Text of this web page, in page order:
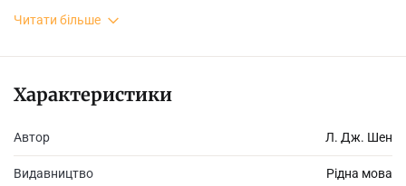
Турботлива. Благодійниця. Тиха. Фальшива. За непримітною
пацанкою, що всім подобається (та якій співчувають),
хлопця з будиночка на дереві, який навчив її лаятися мовою
жестів. Який навчив її сміятися. Жити. Кохати.
Читати більше
Характеристики
Автор Л. Дж. Шен
Видавництво Рідна мова